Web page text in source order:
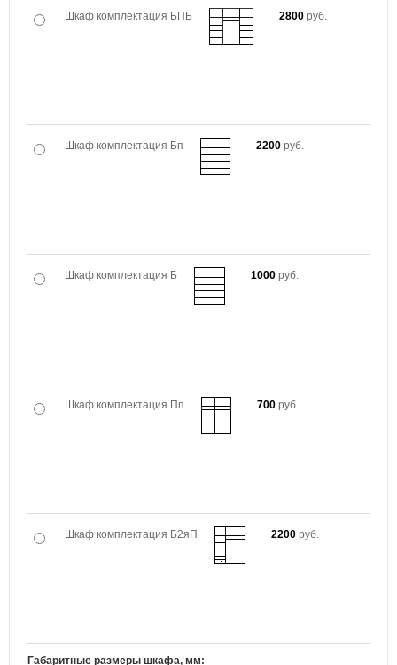
Шкаф комплектация БПБ 2800 руб.
Шкаф комплектация Бп 2200 руб.
Шкаф комплектация Б 1000 руб.
Шкаф комплектация Пп 700 руб.
Шкаф комплектация Б2яП 2200 руб.
Габаритные размеры шкафа, мм: